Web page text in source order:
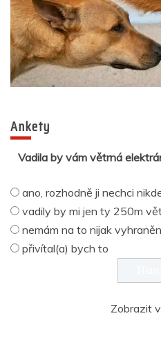
Ankety
Vadila by vám větrná
ano, rozhodně ji nechci
vadily by mi jen ty 250m
nemám na to nijak
přivítal(a) bych to
Zobrazit